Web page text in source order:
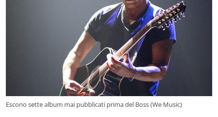
Escono sette album mai pubblicati prima del Boss (We Music)